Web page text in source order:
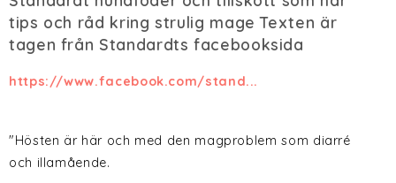
tips och råd kring strulig mage Texten är
tagen från Standardts facebooksida
https://www.facebook.com/stand...
"Hösten är här och med den magproblem som diarré
och illamående.